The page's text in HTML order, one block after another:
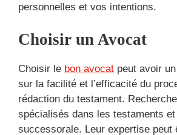
personnelles et vos intentions.
Choisir un Avocat
Choisir le bon avocat peut avoir
sur la facilité et l’efficacité du
rédaction du testament.
spécialisés dans les testaments
successorale. Leur expertise peut